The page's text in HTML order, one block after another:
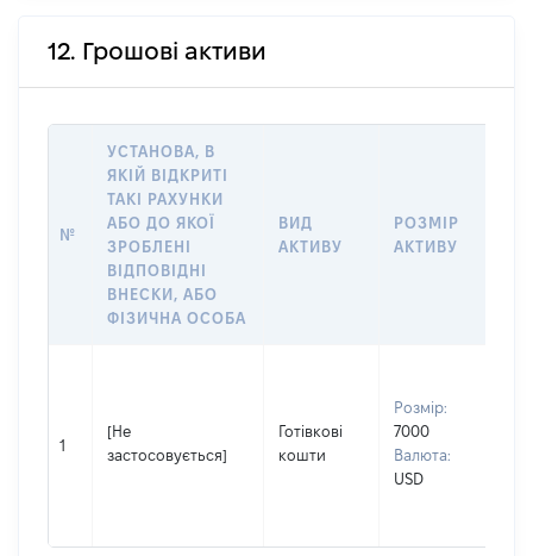
12. Грошові активи
№
УСТАНОВА, В
ЯКІЙ ВІДКРИТІ
ТАКІ РАХУНКИ
АБО ДО ЯКОЇ
ЗРОБЛЕНІ
ВІДПОВІДНІ
ВНЕСКИ, АБО
ФІЗИЧНА ОСОБА
ВИД
АКТИВУ
РОЗМІР
АКТИВУ
1
[Не
застосовується]
Готівкові
кошти
Розмір:
7000
Валюта:
USD